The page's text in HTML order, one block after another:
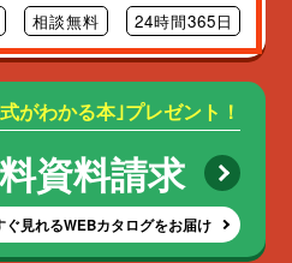
相談無料 24時間365日
がわかる本｣プレゼント！
資料請求
ぐ見れるWEBカタログをお届け